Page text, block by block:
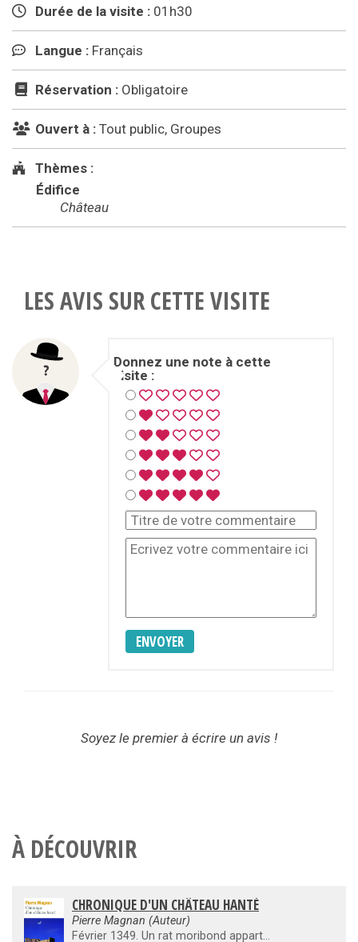
Durée de la visite : 01h30
Langue : Français
Réservation : Obligatoire
Ouvert à : Tout public, Groupes
Thèmes :
Édifice
Château
LES AVIS SUR CETTE VISITE
Donnez une note à cette
visite :
ENVOYER
Soyez le premier à écrire un avis !
À DÉCOUVRIR
CHRONIQUE D'UN CHÂTEAU HANTÉ
Pierre Magnan (Auteur)
Février 1349. Un rat moribond appartenant à un saltimbanque vient choir dans l'immense chaudron d'une daube mijotant pour les festivités de Mardi gras : c'est le début de la Peste noire à Manosque... Sous les remparts du village, un cavalier se régale du funeste spectacle : Lombroso, peintre officiel du duc de Mantoue, est venu trouver dans les cadavres encore chauds de la peste provençale une inspiration pour achever sa «descente aux Enfers». La même nuit, une procession de jeunes nonnes du couvent des clarisses de Mane quitte le château des Hospitaliers de Jérusalem, à Manosque. Ployant sous l'effort, elles tirent derrière elles un lourd chariot dissimulant une forme non identifiée qu'elles cachent dans leur crypte avant d'être soudain massacrées... Histoire d'un trésor inestimable quoique sans valeur, Chronique d'un château hanté fait revivre la Provence d'autrefois en racontant les aventures de six générations, du XIVe siècle à nos jours. Étourdissant son lecteur d'un suspense baroque, Pierre Magnan orchestre une palpitante remontée dans le temps et la nature de l'homme.